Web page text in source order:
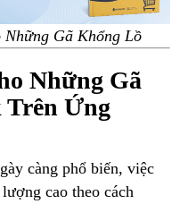
Những Gã Khổng Lồ
Những Gã
Ứng
càng phổ biến, việc
cao theo cách